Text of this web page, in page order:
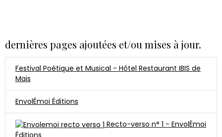
dernières pages ajoutées et/ou mises à jour.
Festival Poétique et Musical - Hôtel Restaurant IBIS de
Mais
EnvolÉmoi Éditions
Recto-verso n° 1 - EnvolÉmoi
Éditions